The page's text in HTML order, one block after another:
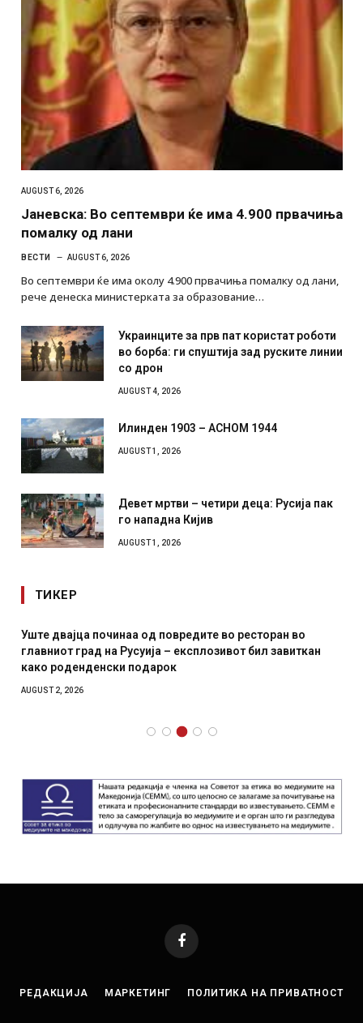
AUGUST 6, 2026
Јаневска: Во септември ќе има 4.900 првачиња
помалку од лани
ВЕСТИ AUGUST 6, 2026
Во септември ќе има околу 4.900 првачиња помалку од лани,
рече денеска министерката за образование…
Украинците за прв пат користат роботи
во борба: ги спуштија зад руските линии
со дрон
AUGUST 4, 2026
Илинден 1903 – АСНОМ 1944
AUGUST 1, 2026
Девет мртви – четири деца: Русија пак
го нападна Кијив
AUGUST 1, 2026
ТИКЕР
Уште двајца починаа од повредите во ресторан во
главниот град на Русуија – експлозивот бил завиткан
како роденденски подарок
AUGUST 2, 2026
Facebook
РЕДАКЦИЈА МАРКЕТИНГ ПОЛИТИКА НА ПРИВАТНОСТ